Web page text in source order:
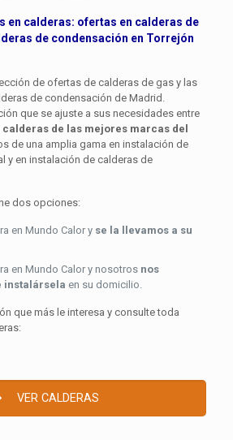
en calderas: ofertas en calderas de
de condensación en Torrejón
de ofertas de calderas de gas y las
de condensación de Madrid.
que se ajuste a sus necesidades entre
de las mejores marcas del
de una amplia gama en instalación de
y en instalación de calderas de
dos opciones:
en Mundo Calor y se la llevamos a su
en Mundo Calor y nosotros nos
instalársela en su domicilio.
que más le interesa y consulte toda
VER CALDERAS